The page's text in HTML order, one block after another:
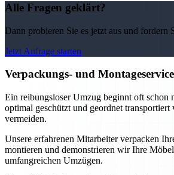
Alle Fragen geklärt?
Dann probieren Sie es jetzt aus und
Jetzt Anfrage starten
Verpackungs- und
Ein reibungsloser Umzug beginnt oft schon
optimal geschützt und geordnet
vermeiden.
Unsere erfahrenen Mitarbeiter verpacken
montieren und demonstrieren wir Ihre
umfangreichen Umzügen.